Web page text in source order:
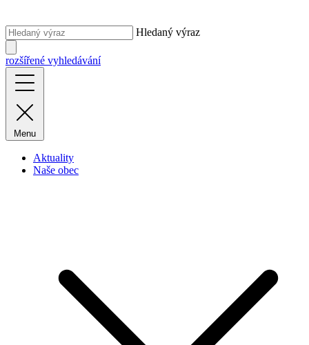
Hledaný výraz
rozšířené vyhledávání
Menu
Aktuality
Naše obec